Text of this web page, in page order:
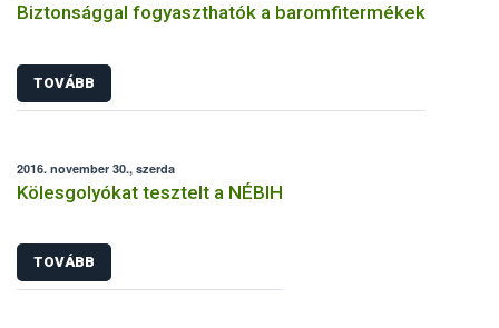
Biztonsággal fogyaszthatók a baromfitermékek
TOVÁBB
2016. november 30., szerda
Kölesgolyókat tesztelt a NÉBIH
TOVÁBB